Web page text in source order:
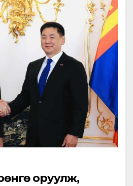
оруулж,